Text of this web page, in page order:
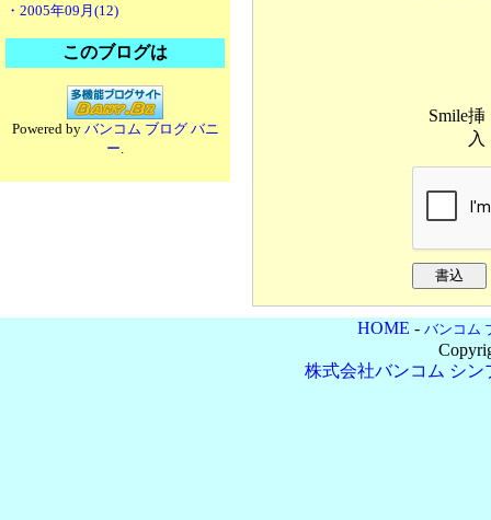
・2005年09月(12)
このブログは
Powered by バンコム ブログ バニ
ー.
Smile挿
入
HOME - バンコム
株式会社バンコム シン